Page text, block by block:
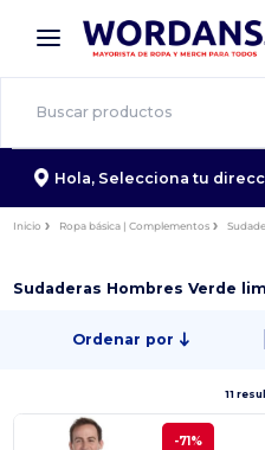
× App de Wordans
¡Mejores precios en app!
Hola, Selecciona tu
Inicio Ropa básica | Complementos
Sudaderas Hombres Verde
Ordenar por
11
-71%